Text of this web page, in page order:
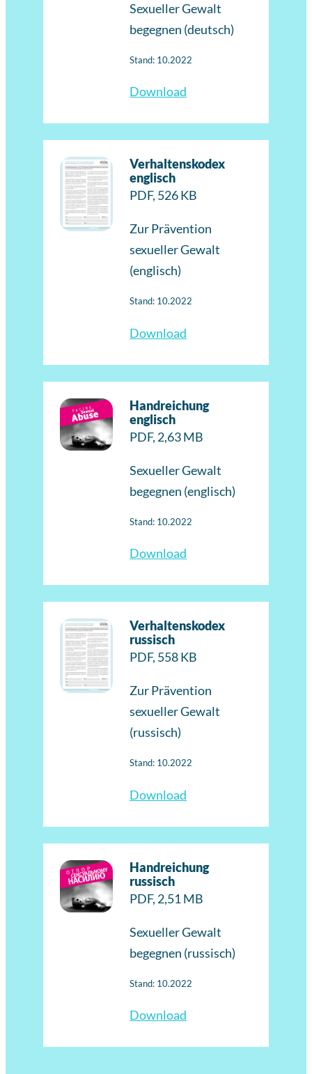
Sexueller Gewalt
begegnen (deutsch)
Stand: 10.2022
Download
Verhaltenskodex
englisch
PDF, 526 KB
Zur Prävention
sexueller Gewalt
(englisch)
Stand: 10.2022
Download
Handreichung
englisch
PDF, 2,63 MB
Sexueller Gewalt
begegnen (englisch)
Stand: 10.2022
Download
Verhaltenskodex
russisch
PDF, 558 KB
Zur Prävention
sexueller Gewalt
(russisch)
Stand: 10.2022
Download
Handreichung
russisch
PDF, 2,51 MB
Sexueller Gewalt
begegnen (russisch)
Stand: 10.2022
Download